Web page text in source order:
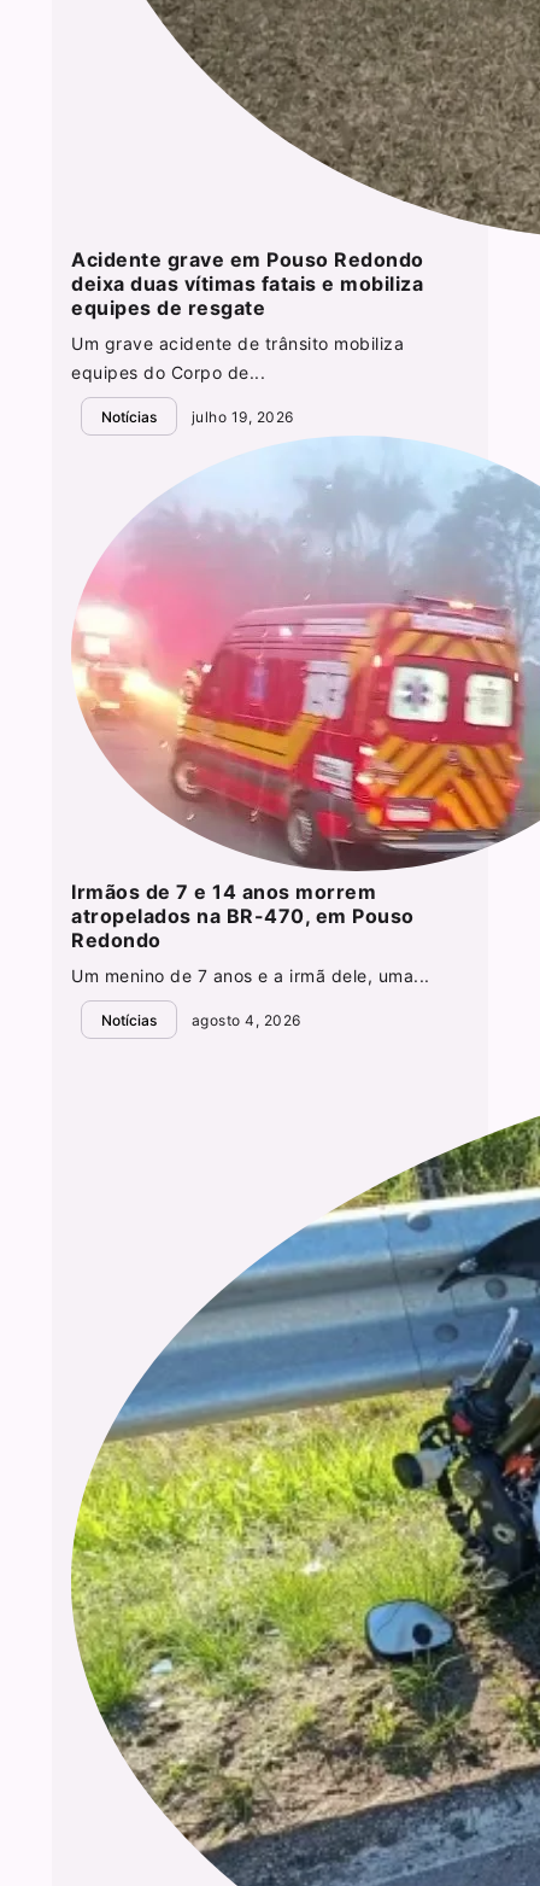
Acidente grave em Pouso Redondo
deixa duas vítimas fatais e mobiliza
equipes de resgate
Um grave acidente de trânsito mobiliza
equipes do Corpo de...
Notícias julho 19, 2026
Irmãos de 7 e 14 anos morrem
atropelados na BR-470, em Pouso
Redondo
Um menino de 7 anos e a irmã dele, uma...
Notícias agosto 4, 2026